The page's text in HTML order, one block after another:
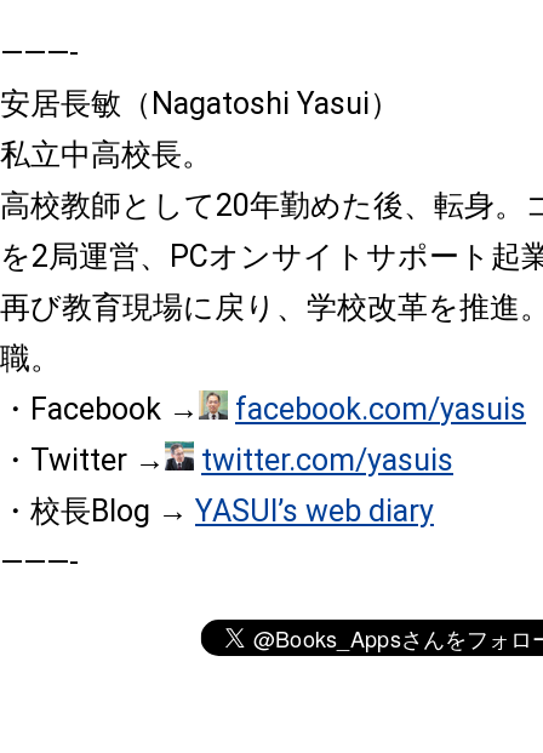
———-
安居長敏（Nagatoshi Yasui）
私立中高校長。
高校教師として20年勤めた後、転身。
を2局運営、PCオンサイトサポート起
再び教育現場に戻り、学校改革を推進
職。
・Facebook →
facebook.com/yasuis
・Twitter →
twitter.com/yasuis
・校長Blog → YASUI’s web diary
———-